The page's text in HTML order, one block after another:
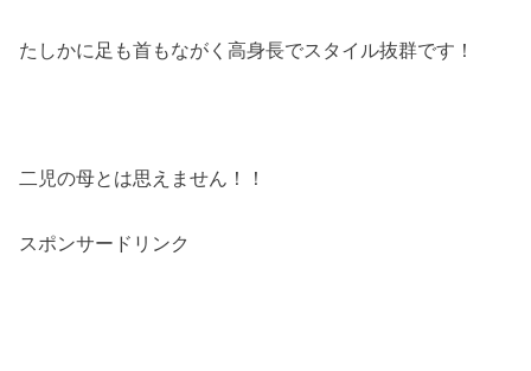
たしかに足も首もながく高身長でスタイル抜群です！
二児の母とは思えません！！
スポンサードリンク